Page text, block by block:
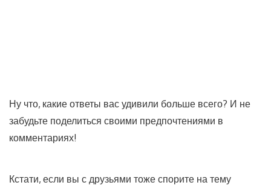
Ну что, какие ответы вас удивили больше всего? И не
забудьте поделиться своими предпочтениями в
комментариях!
Кстати, если вы с друзьями тоже спорите на тему